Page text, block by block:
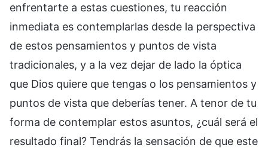
enfrentarte a estas cuestiones, tu reacción
inmediata es contemplarlas desde la perspectiva
de estos pensamientos y puntos de vista
tradicionales, y a la vez dejar de lado la óptica
que Dios quiere que tengas o los pensamientos y
puntos de vista que deberías tener. A tenor de tu
forma de contemplar estos asuntos, ¿cuál será el
resultado final? Tendrás la sensación de que este